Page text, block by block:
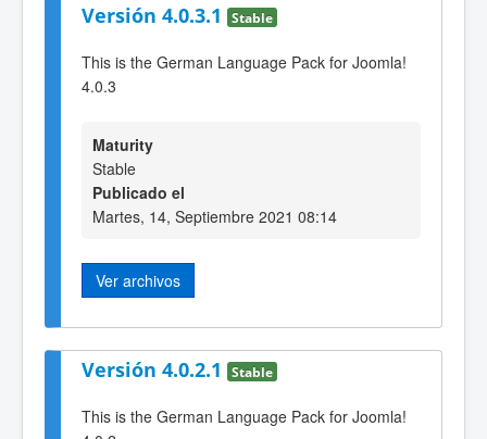
Versión 4.0.3.1 Stable
This is the German Language Pack for Joomla!
4.0.3
Maturity
Stable
Publicado el
Martes, 14, Septiembre 2021 08:14
Ver archivos
Versión 4.0.2.1 Stable
This is the German Language Pack for Joomla!